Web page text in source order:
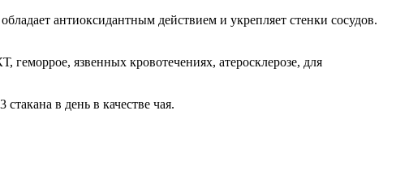
антиоксидантным действием и укрепляет стенки сосудов.
геморрое, язвенных кровотечениях, атеросклерозе, для
в день в качестве чая.